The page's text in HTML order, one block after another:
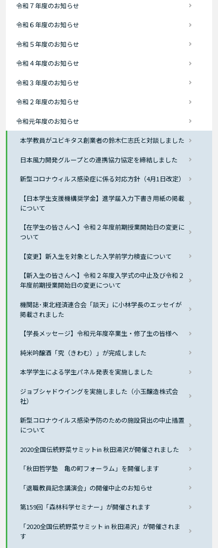
令和７年度のお知らせ
令和６年度のお知らせ
令和５年度のお知らせ
令和４年度のお知らせ
令和３年度のお知らせ
令和２年度のお知らせ
令和元年度のお知らせ
本学教員がユビキタス創業者の鈴木仁志氏と対談しました
日本風力開発グループとの連携協力協定を締結しました
新型コロナウィルス感染症に係る対応方針（4月1日改定）
【日本学生支援機構奨学金】進学届入力下書き用紙の掲載
について
【在学生の皆さんへ】令和２年度前期授業開始日の変更に
ついて
【変更】新入生を対象とした入学前学力検査について
【新入生の皆さんへ】令和２年度入学式の中止及び令和２
年度前期授業開始日の変更について
機関誌･東北経済連合会「談天」に小林学長のエッセイが
掲載されました
【学長メッセージ】令和元年度卒業生・修了生の皆様へ
純米吟醸酒「究（きわむ）」が完成しました
本学学生による学生パネル発表を実施しました
ジョブシャドウイングを実施しました（小玉醸造株式会
社）
新型コロナウイルス感染予防のための施設貸出の中止措置
について
2020全国伝統野菜サミットin 秋田湯沢が開催されました
「秋田哲学塾 亀の町フォーラム」を開催します
「退職教員記念講演会」の開催中止のお知らせ
第159回「森林科学セミナー」が開催されます
「2020全国伝統野菜サミット in 秋田湯沢」が開催されま
す